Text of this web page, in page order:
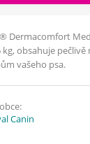
Dermacomfort
obsahuje pečlivě
vašeho psa.
Canin